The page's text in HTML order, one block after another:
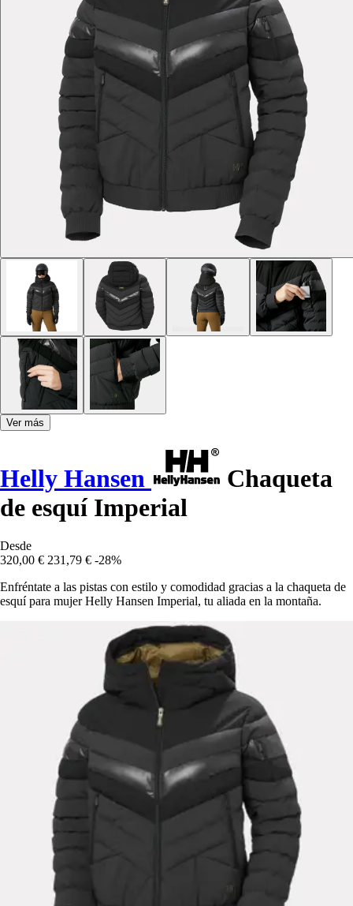
Ver más
Helly Hansen
Chaqueta
de esquí Imperial
Desde
320,00 € 231,79 € -28%
Enfréntate a las pistas con estilo y comodidad gracias a la chaqueta de
esquí para mujer Helly Hansen Imperial, tu aliada en la montaña.